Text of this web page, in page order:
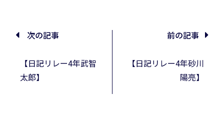
次の記事
【日記リレー4年武智
太郎】
前の記事
【日記リレー4年砂川
陽亮】